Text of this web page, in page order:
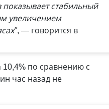
стабильный
увеличением
, — говорится в
по сравнению с
час назад не